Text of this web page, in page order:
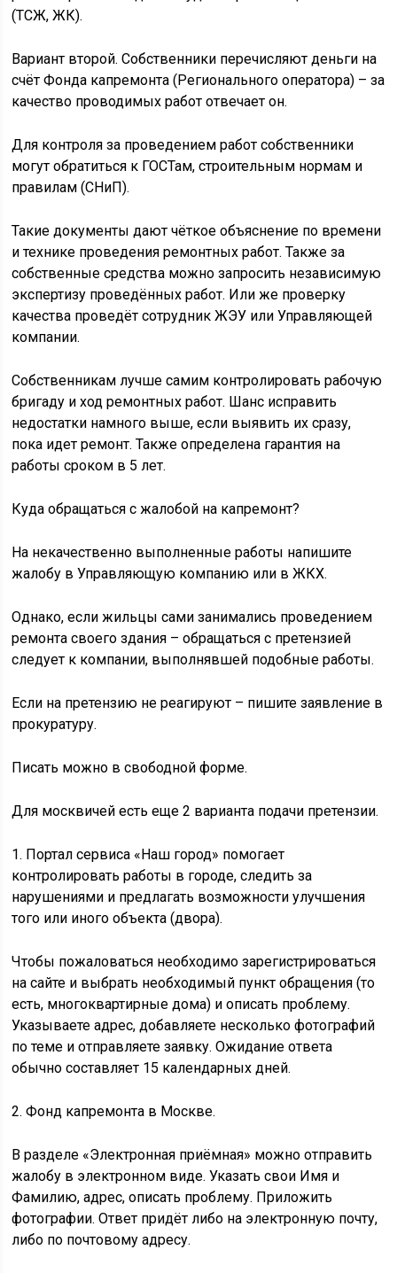
(ТСЖ, ЖК).
Вариант второй. Собственники перечисляют деньги на
счёт Фонда капремонта (Регионального оператора) – за
качество проводимых работ отвечает он.
Для контроля за проведением работ собственники
могут обратиться к ГОСТам, строительным нормам и
правилам (СНиП).
Такие документы дают чёткое объяснение по времени
и технике проведения ремонтных работ. Также за
собственные средства можно запросить независимую
экспертизу проведённых работ. Или же проверку
качества проведёт сотрудник ЖЭУ или Управляющей
компании.
Собственникам лучше самим контролировать рабочую
бригаду и ход ремонтных работ. Шанс исправить
недостатки намного выше, если выявить их сразу,
пока идет ремонт. Также определена гарантия на
работы сроком в 5 лет.
Куда обращаться с жалобой на капремонт?
На некачественно выполненные работы напишите
жалобу в Управляющую компанию или в ЖКХ.
Однако, если жильцы сами занимались проведением
ремонта своего здания – обращаться с претензией
следует к компании, выполнявшей подобные работы.
Если на претензию не реагируют – пишите заявление в
прокуратуру.
Писать можно в свободной форме.
Для москвичей есть еще 2 варианта подачи претензии.
1. Портал сервиса «Наш город» помогает
контролировать работы в городе, следить за
нарушениями и предлагать возможности улучшения
того или иного объекта (двора).
Чтобы пожаловаться необходимо зарегистрироваться
на сайте и выбрать необходимый пункт обращения (то
есть, многоквартирные дома) и описать проблему.
Указываете адрес, добавляете несколько фотографий
по теме и отправляете заявку. Ожидание ответа
обычно составляет 15 календарных дней.
2. Фонд капремонта в Москве.
В разделе «Электронная приёмная» можно отправить
жалобу в электронном виде. Указать свои Имя и
Фамилию, адрес, описать проблему. Приложить
фотографии. Ответ придёт либо на электронную почту,
либо по почтовому адресу.